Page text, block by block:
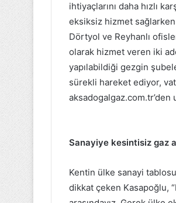
ihtiyaçlarını daha hızlı
eksiksiz hizmet sağlarken
Dörtyol ve Reyhanlı
olarak hizmet veren iki
yapılabildiği gezgin
sürekli hareket ediyor,
Sanayiye kesintisiz gaz
Kentin ülke sanayi
dikkat çeken Kasapoğlu,